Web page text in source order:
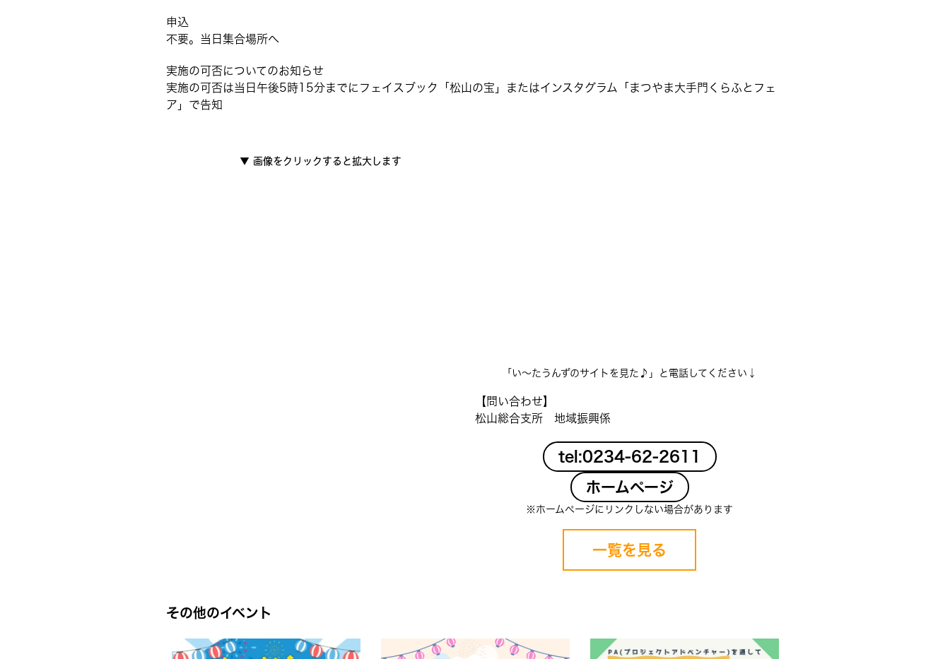
申込
不要。当日集合場所へ
実施の可否についてのお知らせ
実施の可否は当日午後5時15分までにフェイスブック「松山の宝」またはインスタグラム「まつやま大手門くらふとフェ
ア」で告知
▼ 画像をクリックすると拡大します
「い〜たうんずのサイトを見た♪」と電話してください↓
【問い合わせ】
松山総合支所 地域振興係
tel:0234-62-2611
ホームページ
※ホームページにリンクしない場合があります
一覧を見る
その他のイベント